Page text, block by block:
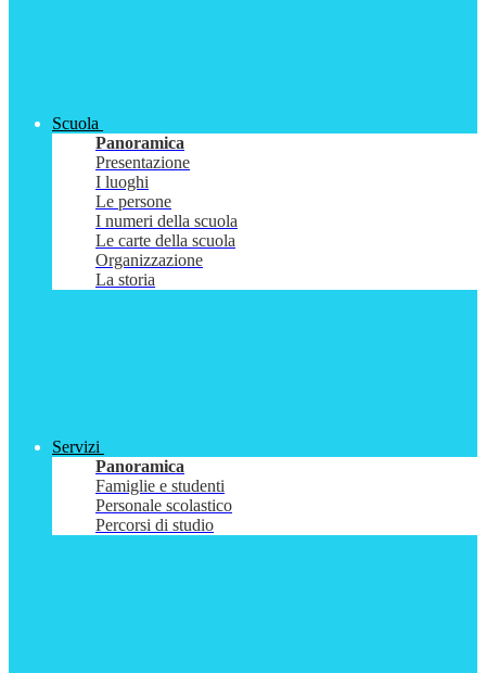
Scuola
Panoramica
Presentazione
I luoghi
Le persone
I numeri della scuola
Le carte della scuola
Organizzazione
La storia
Servizi
Panoramica
Famiglie e studenti
Personale scolastico
Percorsi di studio